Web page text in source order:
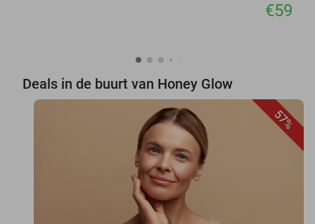
€59
Deals in de buurt van Honey Glow
57%